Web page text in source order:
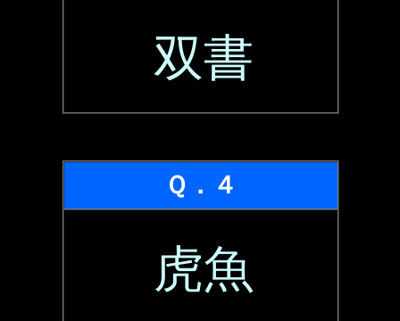
双書
Ｑ．４
虎魚